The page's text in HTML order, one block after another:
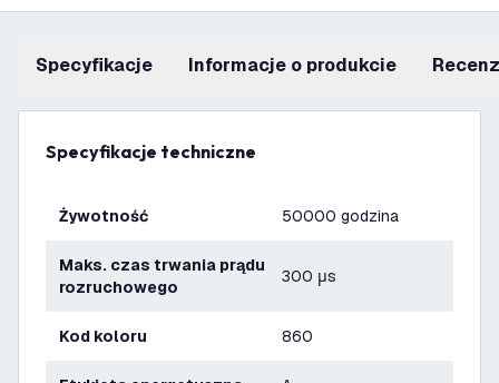
Specyfikacje informacje o produkcie
Specyfikacje techniczne
Żywotność 50000 godzina
Maks. czas trwania prądu
rozruchowego
300 μs
Kod koloru 860